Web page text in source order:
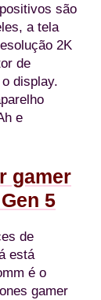
são
a tela
2K
de
display.
e
gamer
5
de
está
é o
gamer